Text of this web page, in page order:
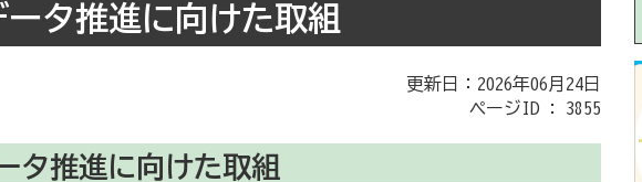
タ推進に向けた取組
更新日：2026年06月24日
ページID : 3855
タ推進に向けた取組